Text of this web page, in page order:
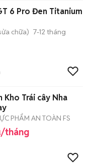
6 Pro Đen Titanium
chữa) 7-12 tháng
Kho Trái cây Nha
PHẨM AN TOÀN FS
tháng